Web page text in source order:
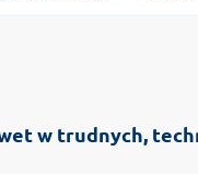
w trudnych,